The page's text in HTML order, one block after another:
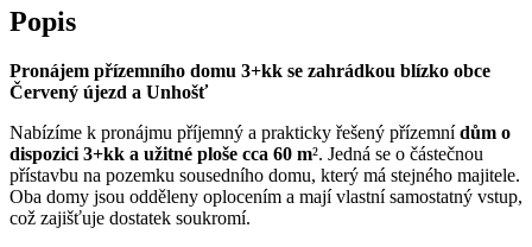
Popis
Pronájem přízemního domu 3+kk se zahrádkou blízko obce
Červený újezd a Unhošť
Nabízíme k pronájmu příjemný a prakticky řešený přízemní dům o
dispozici 3+kk a užitné ploše cca 60 m². Jedná se o částečnou
přístavbu na pozemku sousedního domu, který má stejného majitele.
Oba domy jsou odděleny oplocením a mají vlastní samostatný vstup,
což zajišťuje dostatek soukromí.